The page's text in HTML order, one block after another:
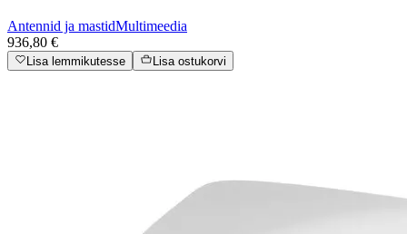
Antennid ja mastidMultimeedia
936,80 €
Lisa lemmikutesse Lisa ostukorvi